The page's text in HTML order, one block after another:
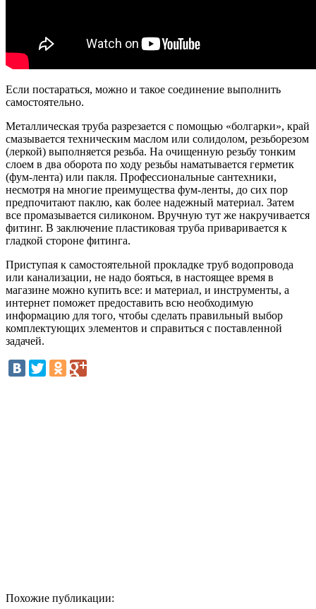
Если постараться, можно и такое соединение выполнить
самостоятельно.
Металлическая труба разрезается с помощью «болгарки», край
смазывается техническим маслом или солидолом, резьборезом
(леркой) выполняется резьба. На очищенную резьбу тонким
слоем в два оборота по ходу резьбы наматывается герметик
(фум-лента) или пакля. Профессиональные сантехники,
несмотря на многие преимущества фум-ленты, до сих пор
предпочитают паклю, как более надежный материал. Затем
все промазывается силиконом. Вручную тут же накручивается
фитинг. В заключение пластиковая труба приваривается к
гладкой стороне фитинга.
Приступая к самостоятельной прокладке труб водопровода
или канализации, не надо бояться, в настоящее время в
магазине можно купить все: и материал, и инструменты, а
интернет поможет предоставить всю необходимую
информацию для того, чтобы сделать правильный выбор
комплектующих элементов и справиться с поставленной
задачей.
Похожие публикации: